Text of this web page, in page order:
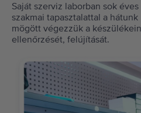
Saját szerviz laborban sok éves
szakmai tapasztalattal a hátunk
mögött végezzük a
ellenőrzését, felújítását.